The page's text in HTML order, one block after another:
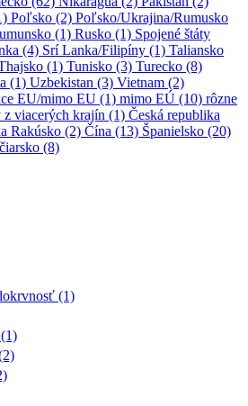
Poľsko (2) Poľsko/Ukrajina/Rumusko
(1) Rusko (1) Spojené štáty
(4) Srí Lanka/Filipíny (1) Taliansko
(1) Tunisko (3) Turecko (8)
(1) Uzbekistan (3) Vietnam (2)
EU/mimo EU (1) mimo EÚ (10) rôzne
z viacerých krajín (1) Česká republika
Rakúsko (2) Čína (13) Španielsko (20)
(8)
(1)
(1)